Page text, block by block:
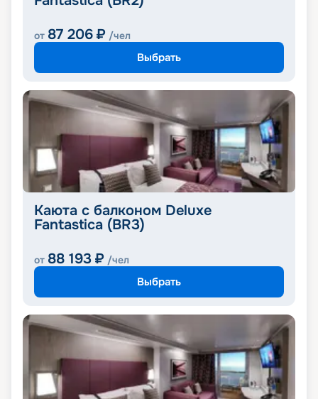
от 87 206 ₽ /чел
Выбрать
Каюта с балконом Deluxe
Fantastica (BR3)
от 88 193 ₽ /чел
Выбрать